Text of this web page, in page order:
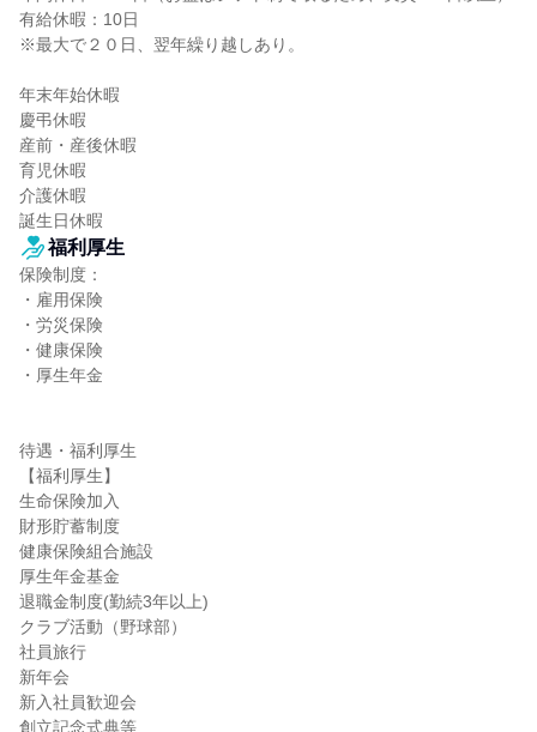
有給休暇：10日
※最大で２０日、翌年繰り越しあり。
年末年始休暇
慶弔休暇
産前・産後休暇
育児休暇
介護休暇
誕生日休暇
福利厚生
保険制度：
・雇用保険
・労災保険
・健康保険
・厚生年金
待遇・福利厚生
【福利厚生】
生命保険加入
財形貯蓄制度
健康保険組合施設
厚生年金基金
退職金制度(勤続3年以上)
クラブ活動（野球部）
社員旅行
新年会
新入社員歓迎会
創立記念式典等